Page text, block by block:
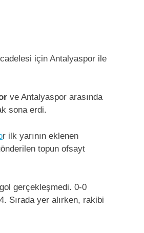
için Antalyaspor ile
ve Antalyaspor arasında
sona erdi.
r ilk yarının eklenen
topun ofsayt
gerçekleşmedi. 0-0
Sırada yer alırken, rakibi